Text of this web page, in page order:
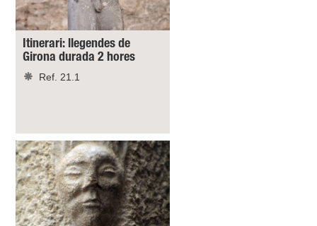
Itinerari: llegendes de
Girona durada 2 hores
Ref. 21.1